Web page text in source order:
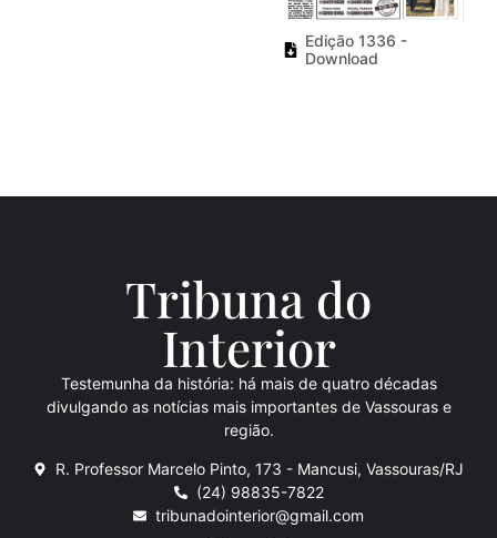
Edição 1336 -
Download
Tribuna do
Interior
Testemunha da história: há mais de quatro décadas
divulgando as notícias mais importantes de Vassouras e
região.
R. Professor Marcelo Pinto, 173 - Mancusi, Vassouras/RJ
(24) 98835-7822
tribunadointerior@gmail.com